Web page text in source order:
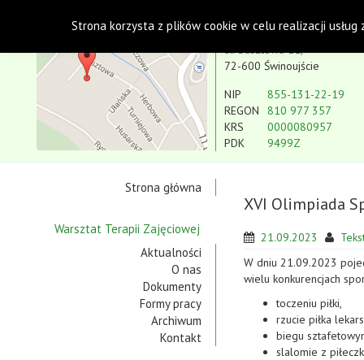
Koło w Świnoujściu
ul. Basztowa 11,
72-600 Świnoujście
NIP
REGON
KRS
PDK
855-131-22-19
810 977 357
0000080957
9499Z
Strona główna
Warsztat Terapii Zajęciowej
Aktualności
O nas
Dokumenty
Formy pracy
Archiwum
Kontakt
XVI Olimpiada
21.09.2023
W dniu 21.09.2023
wielu konkurencjach
toczeniu piłki,
rzucie piłka
biegu
slalomie z
Strona korzysta z plików cookie w celu realizacji usług